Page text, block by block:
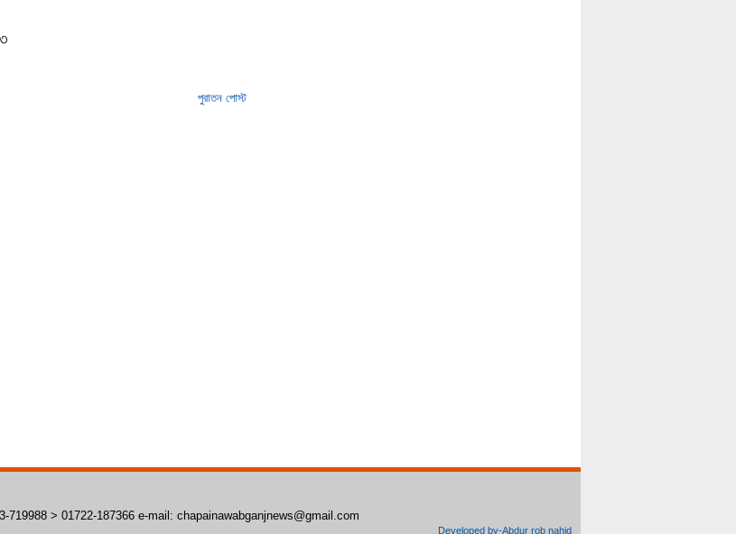
পুরাতন পোস্ট
01713-719988 > 01722-187366 e-mail: chapainawabganjnews@gmail.com
Developed by-Abdur rob nahid